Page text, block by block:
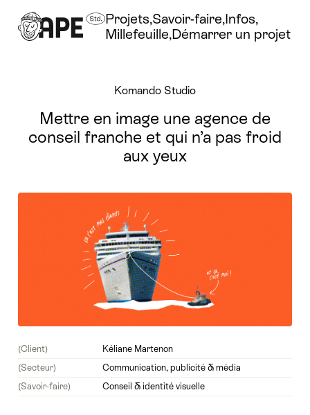
Projets Savoir-faire Infos
Millefeuille Démarrer un projet
Komando Studio
Mettre en image une agence de
conseil franche et qui n’a pas froid
aux yeux
(Client)
Kéliane Martenon
(Secteur)
Communication, publicité & média
(Savoir-faire)
Conseil & identité visuelle